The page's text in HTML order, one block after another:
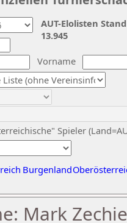
Vorname
Spieler
Burgenland
AUT-Elolisten
13.945
Mark